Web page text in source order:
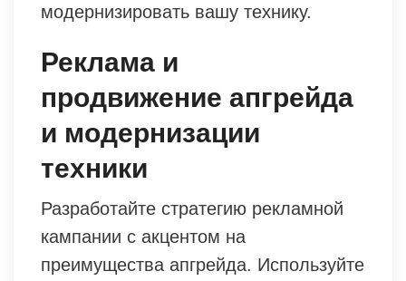
модернизировать вашу технику.
Реклама и
продвижение апгрейда
и модернизации
техники
Разработайте стратегию рекламной
кампании с акцентом на
преимущества апгрейда. Используйте